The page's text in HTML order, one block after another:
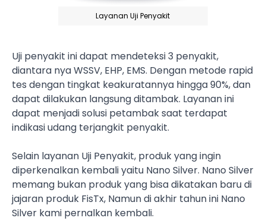
Layanan Uji Penyakit
Uji penyakit ini dapat mendeteksi 3 penyakit,
diantara nya WSSV, EHP, EMS. Dengan metode rapid
tes dengan tingkat keakuratannya hingga 90%, dan
dapat dilakukan langsung ditambak. Layanan ini
dapat menjadi solusi petambak saat terdapat
indikasi udang terjangkit penyakit.
Selain layanan Uji Penyakit, produk yang ingin
diperkenalkan kembali yaitu Nano Silver. Nano Silver
memang bukan produk yang bisa dikatakan baru di
jajaran produk FisTx, Namun di akhir tahun ini Nano
Silver kami pernalkan kembali.